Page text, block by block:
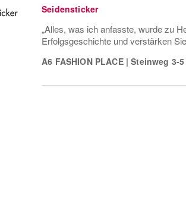
Seidensticker
„Alles, was ich anfasste, wurde zu
Erfolgsgeschichte und verstärken
A6 FASHION PLACE | Steinweg 3-5